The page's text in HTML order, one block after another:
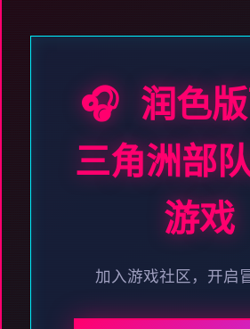
🎧 润色
三角洲部
游戏
加入游戏社区，开启